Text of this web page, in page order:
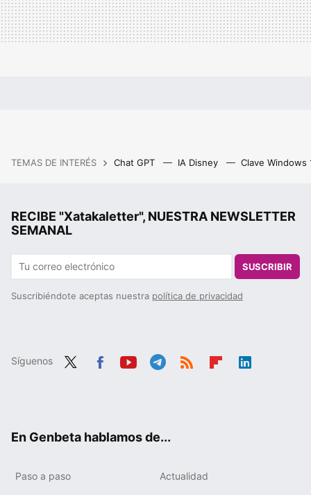
TEMAS DE INTERÉS Chat GPT IA Disney Clave Windows
RECIBE "Xatakaletter", NUESTRA NEWSLETTER
SEMANAL
SUSCRIBIR
Suscribiéndote aceptas nuestra política de privacidad
Síguenos
En Genbeta hablamos de...
Paso a paso Actualidad